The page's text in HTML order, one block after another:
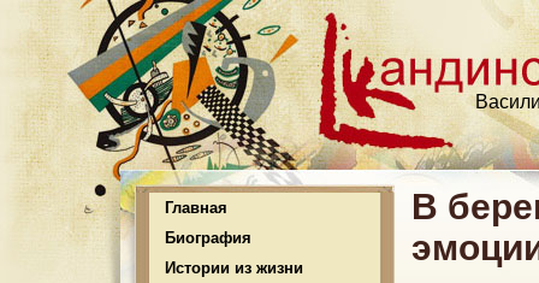
Главная
Биография
Истории из жизни
В